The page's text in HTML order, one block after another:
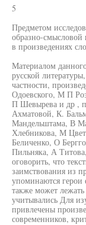
5
Предметом
образно-
в произведениях
Материалом
русской
частности,
Одоевского, М П
П Шевырева и др ,
Ахматовой, К.
Мандельштама, В
Хлебникова, М
Беличенко, О
Пильняка, А
оговорить, что
заимствования из
упоминаются герои
также может
учитывались Для
привлечены
современников,